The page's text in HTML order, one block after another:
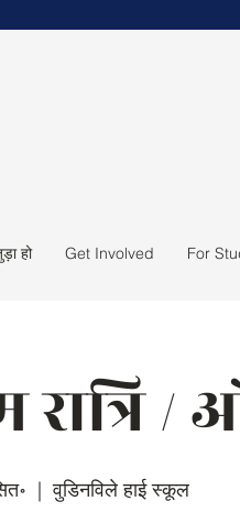
हो Get Involved For
रात्रि
  |
वुडिनविले हाई स्कूल